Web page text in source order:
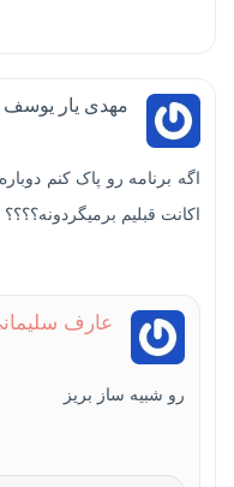
مهدی یار یوسف
اگه برنامه رو پاک کنم
اکانت قبلیم برمیگردونه؟؟؟؟
عارف
رو شبیه ساز بریز